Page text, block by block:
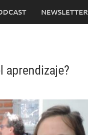
NEWSLETTER
aprendizaje?